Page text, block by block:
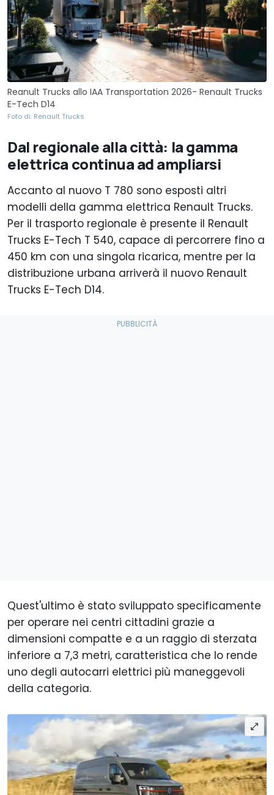
Reanult Trucks allo IAA Transportation 2026- Renault Trucks
E-Tech D14
Foto di: Renault Trucks
Dal regionale alla città: la gamma
elettrica continua ad ampliarsi
Accanto al nuovo T 780 sono esposti altri
modelli della gamma elettrica Renault Trucks.
Per il trasporto regionale è presente il Renault
Trucks E-Tech T 540, capace di percorrere fino a
450 km con una singola ricarica, mentre per la
distribuzione urbana arriverà il nuovo Renault
Trucks E-Tech D14.
Quest'ultimo è stato sviluppato specificamente
per operare nei centri cittadini grazie a
dimensioni compatte e a un raggio di sterzata
inferiore a 7,3 metri, caratteristica che lo rende
uno degli autocarri elettrici più maneggevoli
della categoria.